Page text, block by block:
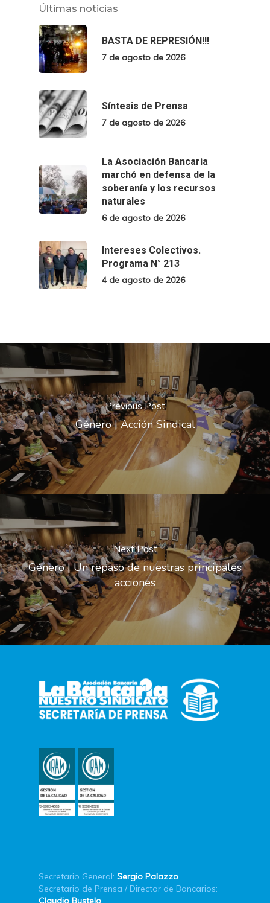
Últimas noticias
BASTA DE REPRESIÓN!!!
7 de agosto de 2026
Síntesis de Prensa
7 de agosto de 2026
La Asociación Bancaria
marchó en defensa de la
soberanía y los recursos
naturales
6 de agosto de 2026
Intereses Colectivos.
Programa N° 213
4 de agosto de 2026
Previous Post
Género | Acción Sindical
Next Post
Género | Un repaso de nuestras principales
acciones
Secretario General: Sergio Palazzo
Secretario de Prensa / Director de Bancarios:
Claudio Bustelo